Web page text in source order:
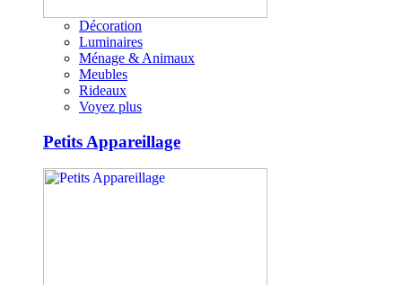
Décoration
Luminaires
Ménage & Animaux
Meubles
Rideaux
Voyez plus
Petits Appareillage